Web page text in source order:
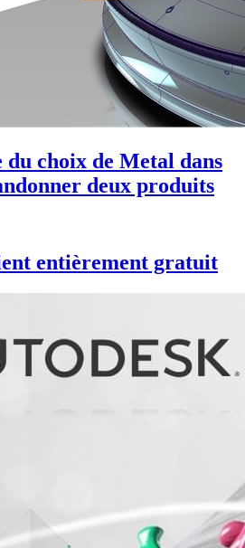
choix de Metal dans
deux produits
entièrement gratuit